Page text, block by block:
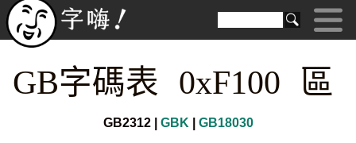
GB字碼表 0xF100 區
GB2312 | GBK GB18030